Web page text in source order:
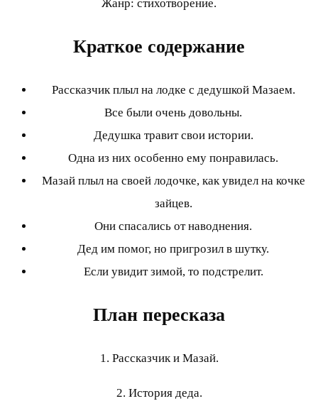
Жанр: стихотворение.
Краткое содержание
Рассказчик плыл на лодке с дедушкой Мазаем.
Все были очень довольны.
Дедушка травит свои истории.
Одна из них особенно ему понравилась.
Мазай плыл на своей лодочке, как увидел на кочке
зайцев.
Они спасались от наводнения.
Дед им помог, но пригрозил в шутку.
Если увидит зимой, то подстрелит.
План пересказа
1. Рассказчик и Мазай.
2. История деда.